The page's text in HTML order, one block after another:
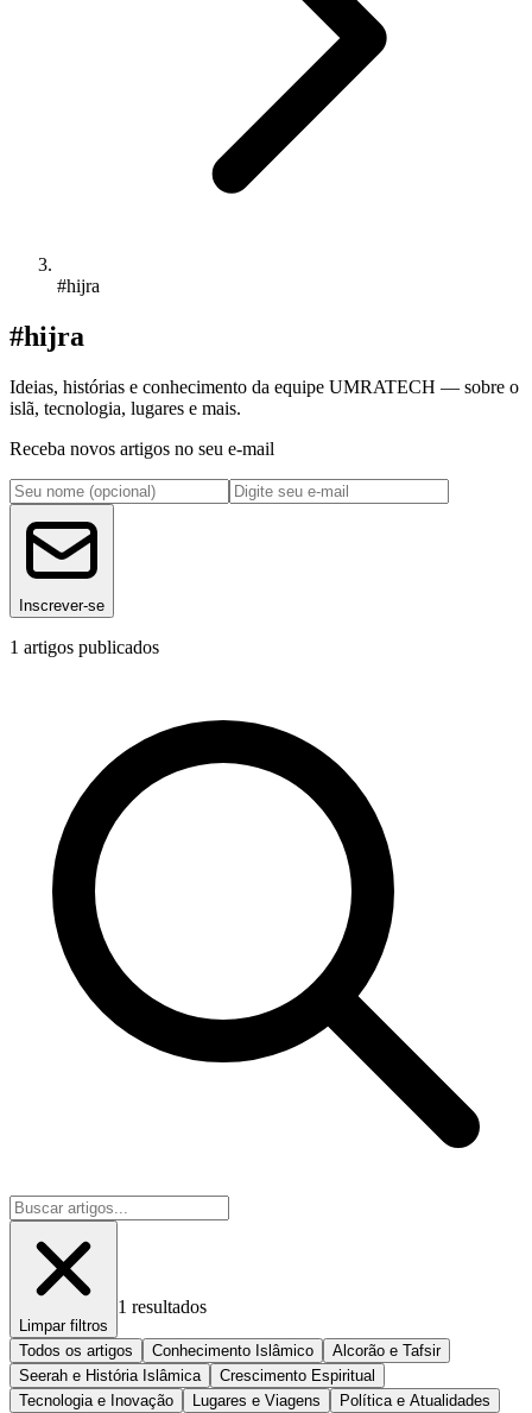
#hijra
#hijra
Ideias, histórias e conhecimento da equipe UMRATECH — sobre o
islã, tecnologia, lugares e mais.
Receba novos artigos no seu e-mail
Inscrever-se
1 artigos publicados
Limpar filtros
1 resultados
Todos os artigos Conhecimento Islâmico
Alcorão e Tafsir
Seerah e História Islâmica
Crescimento Espiritual
Tecnologia e Inovação
Lugares e Viagens
Política e Atualidades